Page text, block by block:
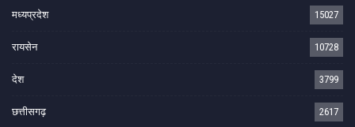
मध्यप्रदेश 15027
रायसेन 10728
देश 3799
छत्तीसगढ़ 2617